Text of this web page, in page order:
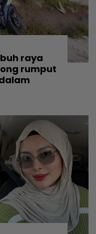
raya
rumput